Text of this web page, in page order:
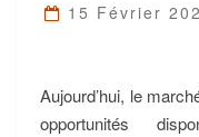
15 Février
Aujourd’hui, le
opportunités